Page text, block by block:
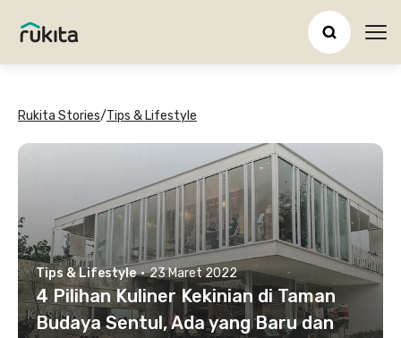
Rukita Stories/Tips & Lifestyle
Tips & Lifestyle · 23 Maret 2022
4 Pilihan Kuliner Kekinian di Taman
Budaya Sentul, Ada yang Baru dan